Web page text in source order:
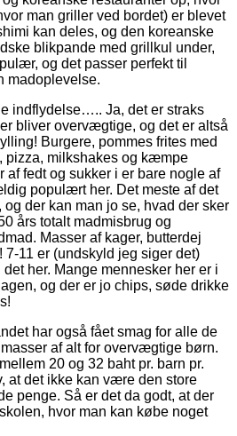
man griller ved bordet) er blevet
kan deles, og den koreanske
blikpande med grillkul under,
og det passer perfekt til
madoplevelse.
indflydelse….. Ja, det er straks
bliver overvægtige, og det er altså
Burgere, pommes frites med
pizza, milkshakes og kæmpe
af fedt og sukker i er bare nogle af
populært her. Det meste af det
der kan man jo se, hvad der sker
års totalt madmisbrug og
Masser af kager, butterdej
7-11 er (undskyld jeg siger det)
her. Mange mennesker her er i
og der er jo chips, søde drikke
har også fået smag for alle de
af alt for overvægtige børn.
20 og 32 baht pr. barn pr.
at det ikke kan være den store
penge. Så er det da godt, at der
hvor man kan købe noget